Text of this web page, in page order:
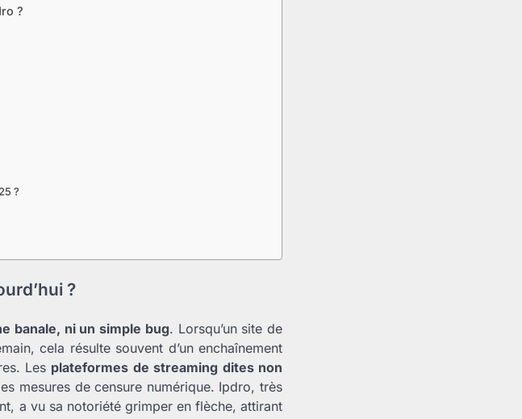
?
?
?
banale, ni un simple bug. Lorsqu’un site de
cela résulte souvent d’un enchaînement
Les plateformes de streaming dites non
mesures de censure numérique. Ipdro, très
a vu sa notoriété grimper en flèche, attirant